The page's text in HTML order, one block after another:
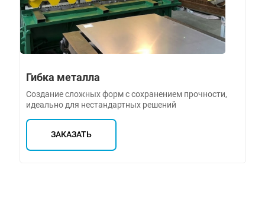
Гибка металла
Создание сложных форм с сохранением прочности,
идеально для нестандартных решений
ЗАКАЗАТЬ